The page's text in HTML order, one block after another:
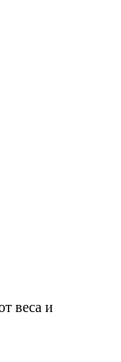
веса и